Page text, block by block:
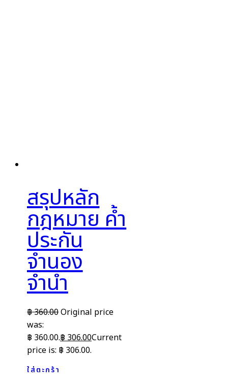
สรุปหลัก
กฎหมาย ค้ำ
ประกัน
จำนอง
จำนำ
฿360.00Original price
was:
฿ 360.00.฿306.00Current
price is: ฿ 306.00.
ใส่ตะกร้า